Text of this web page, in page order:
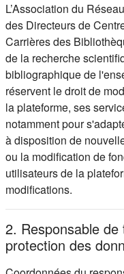
L’Association du
des Directeurs de
Carrières des
de la recherche
bibliographique de
réservent le droit de
la plateforme, ses
notamment pour
à disposition de
ou la modification de
utilisateurs de la
modifications.
2. Responsable
protection des